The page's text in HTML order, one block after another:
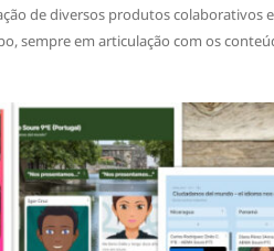
de diversos produtos colaborativos
sempre em articulação com os